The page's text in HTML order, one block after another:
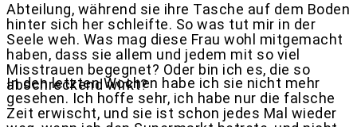
Abteilung, während sie ihre Tasche auf dem Boden
hinter sich her schleifte. So was tut mir in der
Seele weh. Was mag diese Frau wohl mitgemacht
haben, dass sie allem und jedem mit so viel
Misstrauen begegnet? Oder bin ich es, die so
abschreckend wirkt?
In den letzten Wochen habe ich sie nicht mehr
gesehen. Ich hoffe sehr, ich habe nur die falsche
Zeit erwischt, und sie ist schon jedes Mal wieder